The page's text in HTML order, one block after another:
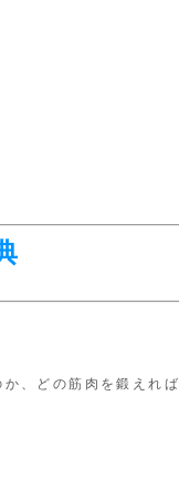
、どの筋肉を鍛えれば